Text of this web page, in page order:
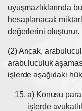
uyuşmazlıklarında
hesaplanacak
değerlerini oluşturur.
(2) Ancak,
arabuluculuk
işlerde aşağıdaki
a) Konusu
işlerde